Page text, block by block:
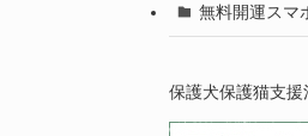
無料開運スマ
保護犬保護猫支援